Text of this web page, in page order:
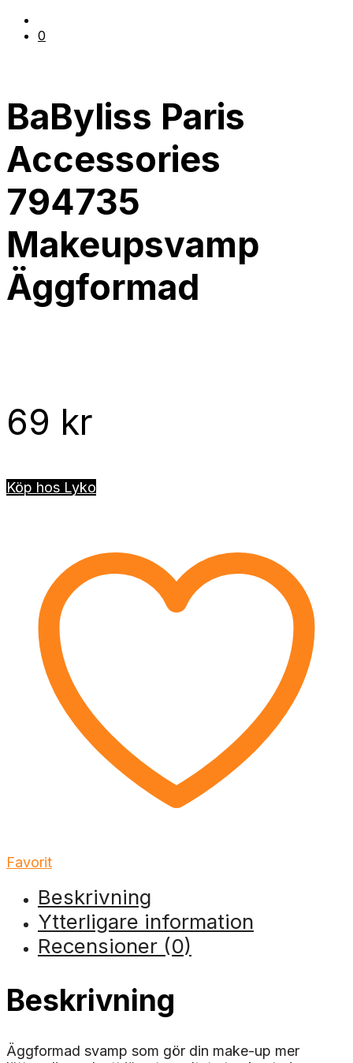
0
BaByliss Paris
Accessories
794735
Makeupsvamp
Äggformad
69 kr
Köp hos Lyko
Favorit
Beskrivning
Ytterligare information
Recensioner (0)
Beskrivning
Äggformad svamp som gör din make-up mer